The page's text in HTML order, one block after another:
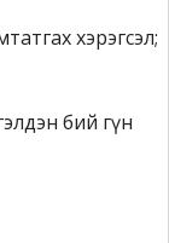
хэрэгсэл;
бий гүн